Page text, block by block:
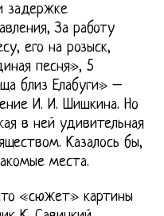
задержке
За работу
его на розыск,
песня», 5
близ Елабуги» –
И. И. Шишкина. Но
в ней удивительная
Казалось бы,
места.
«сюжет» картины